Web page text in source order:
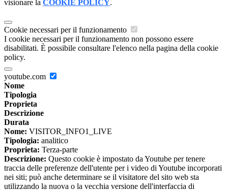
visionare la COOKIE POLICY.
Cookie necessari per il funzionamento
I cookie necessari per il funzionamento non possono essere
disabilitati. È possibile consultare l'elenco nella pagina della cookie
policy.
youtube.com
Nome
Tipologia
Proprieta
Descrizione
Durata
Nome: VISITOR_INFO1_LIVE
Tipologia: analitico
Proprieta: Terza-parte
Descrizione: Questo cookie è impostato da Youtube per tenere
traccia delle preferenze dell'utente per i video di Youtube incorporati
nei siti; può anche determinare se il visitatore del sito web sta
utilizzando la nuova o la vecchia versione dell'interfaccia di